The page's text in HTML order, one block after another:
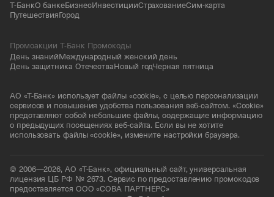
Т-БанкО банкеБизнесИнвестицииСтрахованиеСим-карта
ПутешествияГород
Промоакции Т-Банк Промокоды
День знанийМеждународный женский день
День защитника ОтечестваНовый годЧерная пятница
АО «Т-Банк» использует файлы «cookie», с целью персонализации
сервисов и повышения удобства пользования веб-сайтом. «Cookie»
представляют собой небольшие файлы, содержащие информацию
о предыдущих посещениях веб-сайта. Если вы не хотите
использовать файлы «cookie», измените настройки браузера.
© 2006—2026, АО «Т-Банк», официальный сайт, универсальная
лицензия ЦБ РФ № 2673. Сервис по предоставлению промокодов
предоставляется ООО «СОВА ПАРТНЕРС»